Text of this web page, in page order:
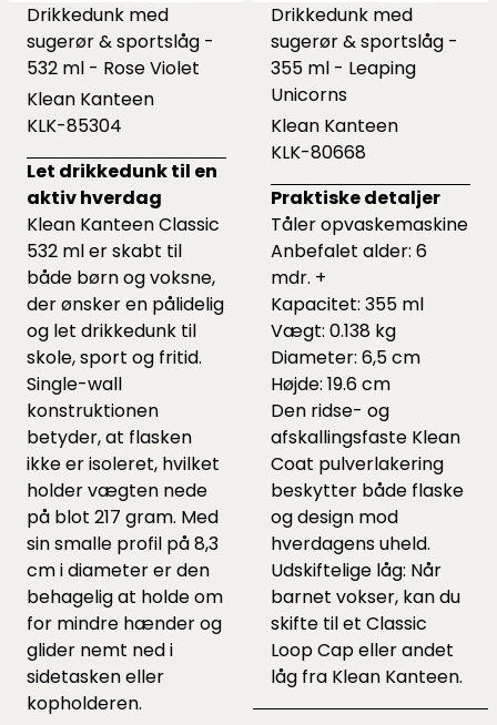
Drikkedunk med
sugerør & sportslåg -
532 ml - Rose Violet
Klean Kanteen
KLK-85304
Let drikkedunk til en
aktiv hverdag
Klean Kanteen Classic
532 ml er skabt til
både børn og voksne,
der ønsker en pålidelig
og let drikkedunk til
skole, sport og fritid.
Single-wall
konstruktionen
betyder, at flasken
ikke er isoleret, hvilket
holder vægten nede
på blot 217 gram. Med
sin smalle profil på 8,3
cm i diameter er den
behagelig at holde om
for mindre hænder og
glider nemt ned i
sidetasken eller
kopholderen.
Drikkedunk med
sugerør & sportslåg -
355 ml - Leaping
Unicorns
Klean Kanteen
KLK-80668
Praktiske detaljer
Tåler opvaskemaskine
Anbefalet alder: 6
mdr. +
Kapacitet: 355 ml
Vægt: 0.138 kg
Diameter: 6,5 cm
Højde: 19.6 cm
Den ridse- og
afskallingsfaste Klean
Coat pulverlakering
beskytter både flaske
og design mod
hverdagens uheld.
Udskiftelige låg: Når
barnet vokser, kan du
skifte til et Classic
Loop Cap eller andet
låg fra Klean Kanteen.